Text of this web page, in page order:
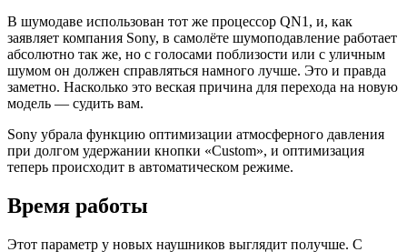
В шумодаве использован тот же процессор QN1, и, как
заявляет компания Sony, в самолёте шумоподавление работает
абсолютно так же, но с голосами поблизости или с уличным
шумом он должен справляться намного лучше. Это и правда
заметно. Насколько это веская причина для перехода на новую
модель — судить вам.
Sony убрала функцию оптимизации атмосферного давления
при долгом удержании кнопки «Custom», и оптимизация
теперь происходит в автоматическом режиме.
Время работы
Этот параметр у новых наушников выглядит получше. С